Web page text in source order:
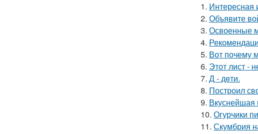
1. Интересная
2. Объявите
3. Освоенные
4.
5. Вот почему
6. Этот лист -
7. Д - дeти.
8. Построил
9. Вкуснейшая
10. Огурчики
11. Скумбрия